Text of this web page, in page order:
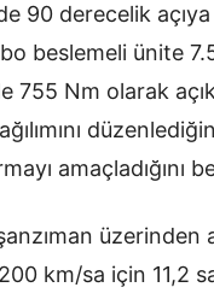
90 derecelik
beslemeli ünite
Nm olarak
amaçladığını
üzerinden
km/sa için 11,2